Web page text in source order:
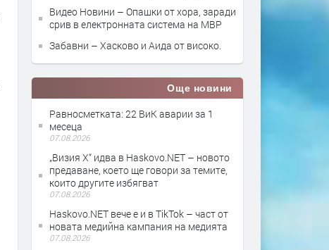
Видео Новини – Опашки от хора, заради
срив в електронната система на МВР
Забавни – Хасково и Аида от високо.
Още новини
Равносметката: 22 ВиК аварии за 1
месеца
07.08.2026
„Визия Х“ идва в Haskovo.NET – новото
предаване, което ще говори за темите,
които другите избягват
07.08.2026
Haskovo.NET вече е и в TikTok – част от
новата медийна кампания на медията
07.08.2026